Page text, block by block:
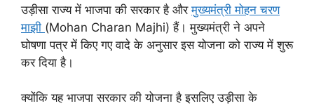
उड़ीसा राज्य में भाजपा की सरकार है औरमुख्यमंत्री मोहन चरण
माझी (Mohan Charan Majhi) हैं। मुख्यमंत्री ने अपने
घोषणा पत्र में किए गए वादे के अनुसार इस योजना को राज्य में शुरू
कर दिया है।
क्योंकि यह भाजपा सरकार की योजना है इसलिए उड़ीसा के